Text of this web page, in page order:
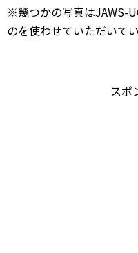
※幾つかの写真はJAWS-
のを使わせていただいてい
スポ